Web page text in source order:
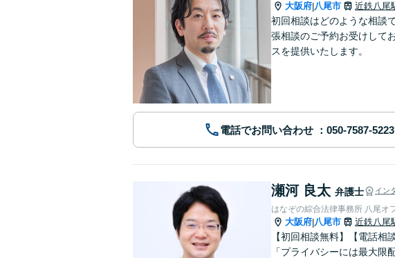
大阪府|八尾市 近鉄八尾
初回相談はどのような相談
張相談のご予約お受けして
スを提供いたします。
電話でお問い合わせ
瀬河 良太 弁護士 イン
はなぞの綜合法律事務所 八尾オ
大阪府|八尾市 近鉄八尾
【初回相談無料】【電話
「プライバシーには最大